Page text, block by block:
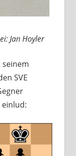
Jan Hoyler
seinem
SVE